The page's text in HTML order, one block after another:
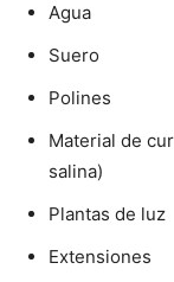
Agua
Suero
Polines
Material de
salina)
Plantas de luz
Extensiones